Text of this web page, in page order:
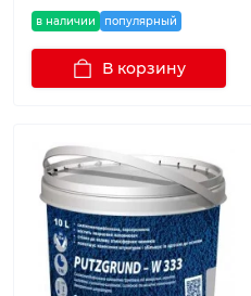
в наличии популярный
В корзину